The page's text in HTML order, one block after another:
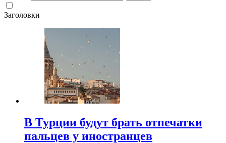
Заголовки
В Турции будут брать отпечатки
пальцев у иностранцев